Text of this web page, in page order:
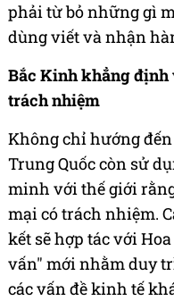
phải từ bỏ những gì
dùng viết và nhận
Bắc Kinh khẳng
trách nhiệm
Không chỉ hướng
Trung Quốc còn sử
minh với thế giới
mại có trách nhiệm.
kết sẽ hợp tác với
vấn" mới nhằm duy
các vấn đề kinh tế